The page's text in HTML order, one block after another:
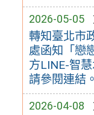
2026-05-05
轉知臺北市
處函知「戀
方LINE-智
請參閱連結。
2026-04-08